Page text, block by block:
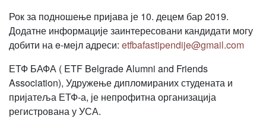
Рок за подношење пријава је 10. децем бар 2019.
Додатне информације заинтересовани кандидати могу
добити на e-мејл адреси: etfbafastipendije@gmail.com
ЕТФ БАФА ( ETF Belgrade Alumni and Friends
Association), Удружење дипломираних студената и
пријатеља ЕТФ-а, је непрофитна организација
регистрована у УСА.